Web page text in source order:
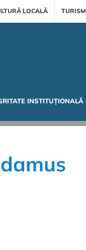
LOCALĂ TURISM
INSTITUȚIONALĂ